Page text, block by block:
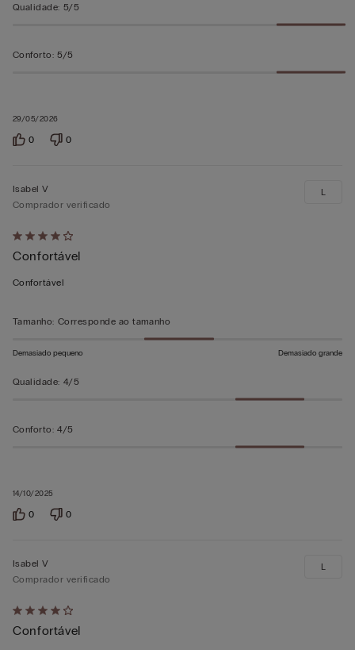
29/05/2026
Qualidade: 5/5
Conforto: 5/5
0 0
Atribuiu
4
em
14/10/2025
Isabel V
Comprador verificado
Confortável
Confortável
L
Tamanho: Corresponde ao tamanho
Demasiado pequeno Demasiado grande
Qualidade: 4/5
Conforto: 4/5
0 0
Atribuiu
4
Isabel V
Comprador verificado
Confortável
L